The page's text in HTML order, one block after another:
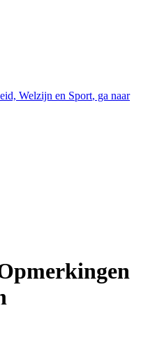
Welzijn en Sport, ga naar